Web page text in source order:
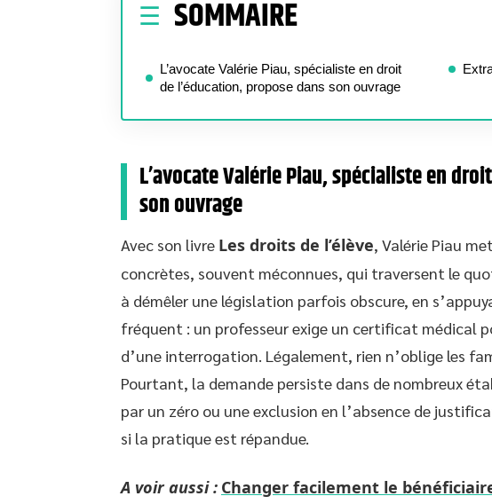
SOMMAIRE
L’avocate Valérie Piau, spécialiste en droit
de l’éducation, propose dans son ouvrage
L’avocate Valérie Piau, spécialiste en
son ouvrage
Avec son livre Les droits de l’élève, Valérie Piau
concrètes, souvent méconnues, qui traversent le
à démêler une législation parfois obscure, en
fréquent : un professeur exige un certificat médical
d’une interrogation. Légalement, rien n’oblige les
Pourtant, la demande persiste dans de nombreux
par un zéro ou une exclusion en l’absence de
si la pratique est répandue.
A voir aussi : Changer facilement le